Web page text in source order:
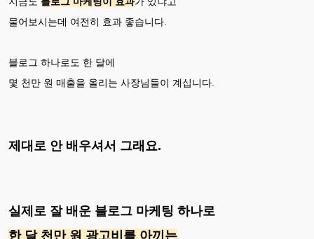
물어보시는데 여전히 효과 좋습니다.
블로그 하나로도 한 달에
몇 천만 원 매출을 올리는 사장님들이 계십니다.
제대로 안 배우셔서 그래요.
실제로 잘 배운 블로그 마케팅 하나로
한 달 천만 원 광고비를 아끼는